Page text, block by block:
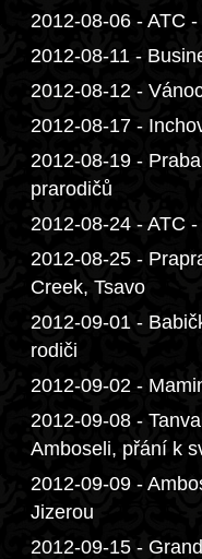
2012-08-06 - ATC
2012-08-11 -
2012-08-12 -
2012-08-17 -
2012-08-19 -
prarodičů
2012-08-24 - ATC
2012-08-25 -
Creek, Tsavo
2012-09-01 -
rodiči
2012-09-02 -
2012-09-08 -
Amboseli, přání k
2012-09-09 -
Jizerou
2012-09-15 -